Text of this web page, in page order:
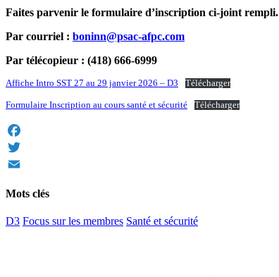
Faites parvenir le formulaire d’inscription ci-joint rempli.
Par courriel : boninn@psac-afpc.com
Par télécopieur : (418) 666-6999
Affiche Intro SST 27 au 29 janvier 2026 – D3 Télécharger
Formulaire Inscription au cours santé et sécurité Télécharger
Facebook
Twitter
Mots clés
D3 Focus sur les membres Santé et sécurité